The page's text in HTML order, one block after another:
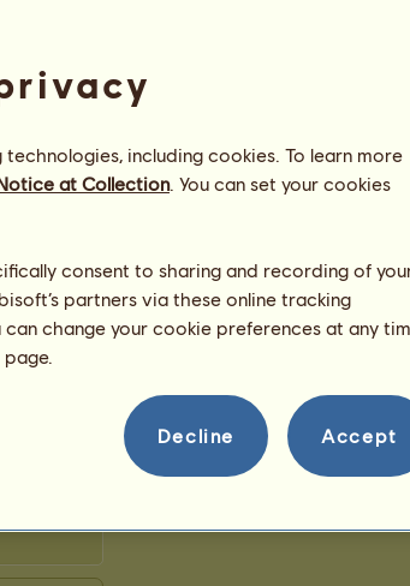
130.
=
131.
62.
including cookies. To learn more
at Collection. You can set your cookies
consent to sharing and recording of
partners via these online tracking
change your cookie preferences at any
Decline Accept